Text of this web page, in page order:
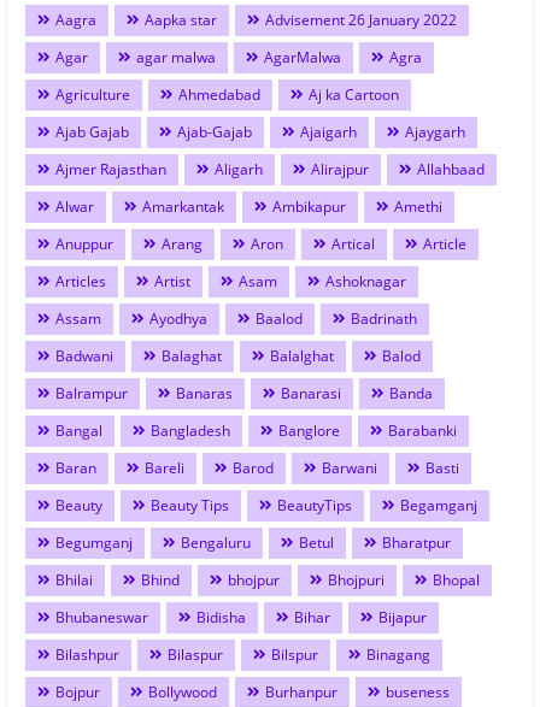
Aagra Aapka star
Advisement 26 January 2022
Agar
agar malwa AgarMalwa
Agra
Agriculture
Ahmedabad
Aj ka Cartoon
Ajab Gajab
Ajab-Gajab Ajaigarh
Ajaygarh
Ajmer Rajasthan
Aligarh Alirajpur
Allahbaad
Alwar
Amarkantak Ambikapur
Amethi
Anuppur
Arang Aron Artical
Article
Articles
Artist Asam
Ashoknagar
Assam
Ayodhya Baalod
Badrinath
Badwani
Balaghat Balalghat
Balod
Balrampur
Banaras Banarasi
Banda
Bangal
Bangladesh Banglore
Barabanki
Baran
Bareli Barod Barwani
Basti
Beauty
Beauty Tips BeautyTips
Begamganj
Begumganj
Bengaluru Betul
Bharatpur
Bhilai
Bhind bhojpur Bhojpuri
Bhopal
Bhubaneswar
Bidisha Bihar
Bijapur
Bilashpur
Bilaspur Bilspur
Binagang
Bojpur
Bollywood Burhanpur
buseness